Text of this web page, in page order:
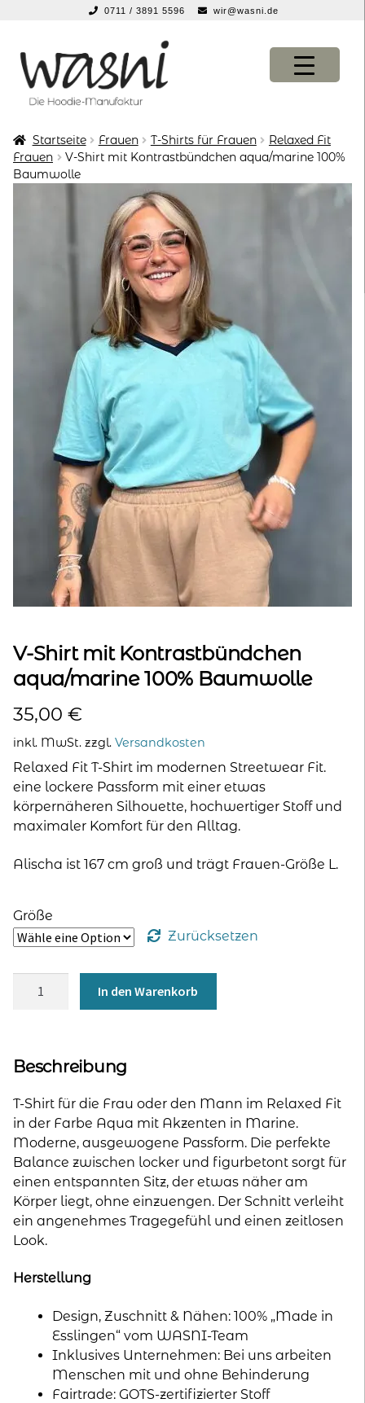
0711 / 3891 5596 wir@wasni.de
Navigation
springen
Inhalt
springen
KONFIGURATOR
SHOP
KONFIGURATOR
SHOP
kontakt
Startseite Frauen T-Shirts für Frauen
Relaxed Fit
Frauen
V-Shirt mit Kontrastbündchen aqua/marine 100%
Baumwolle
V-Shirt mit Kontrastbündchen
aqua/marine 100% Baumwolle
35,00 €
inkl. MwSt. zzgl. Versandkosten
Relaxed Fit T-Shirt im modernen Streetwear Fit.
eine lockere Passform mit einer etwas
körpernäheren Silhouette, hochwertiger Stoff und
maximaler Komfort für den Alltag.
Alischa ist 167 cm groß und trägt Frauen-Größe L.
Größe
Zurücksetzen
Shirt
aqua/marine
Baumwolle
Menge
In den Warenkorb
Beschreibung
T-Shirt für die Frau oder den Mann im Relaxed Fit
in der Farbe Aqua mit Akzenten in Marine.
Moderne, ausgewogene Passform. Die perfekte
Balance zwischen locker und figurbetont sorgt für
einen entspannten Sitz, der etwas näher am
Körper liegt, ohne einzuengen. Der Schnitt verleiht
ein angenehmes Tragegefühl und einen zeitlosen
Look.
Herstellung
Design, Zuschnitt & Nähen: 100% „Made in
Esslingen“ vom WASNI-Team
Inklusives Unternehmen: Bei uns arbeiten
Menschen mit und ohne Behinderung
Fairtrade: GOTS-zertifizierter Stoff